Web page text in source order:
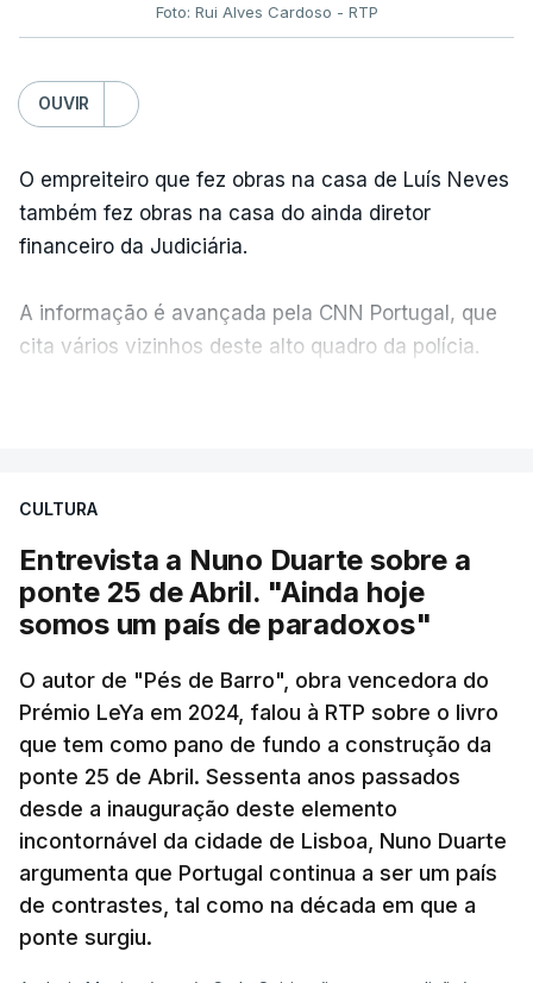
Foto: Rui Alves Cardoso - RTP
OUVIR
O empreiteiro que fez obras na casa de Luís Neves
também fez obras na casa do ainda diretor
financeiro da Judiciária.
A informação é avançada pela CNN Portugal, que
cita vários vizinhos deste alto quadro da polícia.
apreendido numa operação de droga.
CULTURA
Entrevista a Nuno Duarte sobre a
ponte 25 de Abril. "Ainda hoje
somos um país de paradoxos"
O autor de "Pés de Barro", obra vencedora do
Prémio LeYa em 2024, falou à RTP sobre o livro
que tem como pano de fundo a construção da
ponte 25 de Abril. Sessenta anos passados
desde a inauguração deste elemento
incontornável da cidade de Lisboa, Nuno Duarte
argumenta que Portugal continua a ser um país
de contrastes, tal como na década em que a
ponte surgiu.